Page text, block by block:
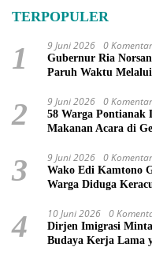
TERPOPULER
1 9 Juni 2026 0 Komentar
Gubernur Ria
Paruh Waktu
2 9 Juni 2026 0 Komentar
58 Warga Pontianak
Makanan Acara di
3 9 Juni 2026 0 Komentar
Wako Edi Kamtono
Warga Diduga
4 10 Juni 2026 0
Dirjen Imigrasi
Budaya Kerja Lama